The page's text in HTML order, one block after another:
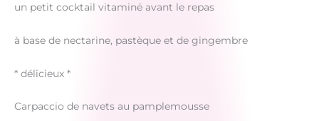
un petit cocktail vitaminé avant le repas
à base de nectarine, pastèque et de gingembre
* délicieux *
Carpaccio de navets au pamplemousse